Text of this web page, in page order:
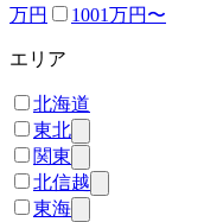
万円
1001万円〜
エリア
北海道
東北
関東
北信越
東海